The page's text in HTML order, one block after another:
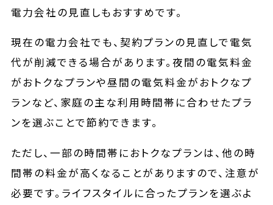
電力会社の見直しもおすすめです。
現在の電力会社でも、契約プランの見直しで電気
代が削減できる場合があります。夜間の電気料金
がおトクなプランや昼間の電気料金がおトクなプ
ランなど、家庭の主な利用時間帯に合わせたプラ
ンを選ぶことで節約できます。
ただし、一部の時間帯におトクなプランは、他の時
間帯の料金が高くなることがありますので、注意が
必要です。ライフスタイルに合ったプランを選ぶよ